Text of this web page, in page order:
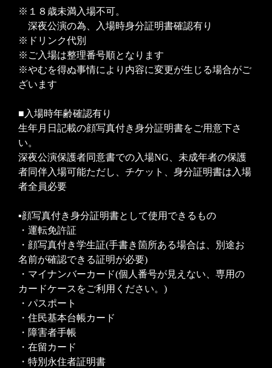
※１８歳未満入場不可。
深夜公演の為、入場時身分証明書確認有り
※ドリンク代別
※ご入場は整理番号順となります
※やむを得ぬ事情により内容に変更が生じる場合がご
ざいます
■入場時年齢確認有り
生年月日記載の顔写真付き身分証明書をご用意下さ
い。
深夜公演保護者同意書での入場NG、未成年者の保護
者同伴入場可能ただし、チケット、身分証明書は入場
者全員必要
▪顔写真付き身分証明書として使用できるもの
・運転免許証
・顔写真付き学生証(手書き箇所ある場合は、別途お
名前が確認できる証明が必要)
・マイナンバーカード(個人番号が見えない、専用の
カードケースをご利用ください。)
・パスポート
・住民基本台帳カード
・障害者手帳
・在留カード
・特別永住者証明書